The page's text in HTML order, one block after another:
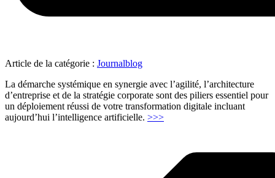
Article de la catégorie : Journalblog
La démarche systémique en synergie avec l’agilité, l’architecture
d’entreprise et de la stratégie corporate sont des piliers essentiel pour
un déploiement réussi de votre transformation digitale incluant
aujourd’hui l’intelligence artificielle. >>>"IA
d’une
vision